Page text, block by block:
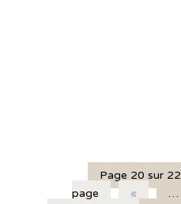
Page 20 sur 22
page
« …